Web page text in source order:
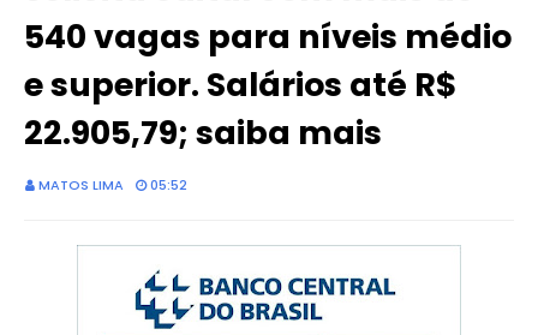
540 vagas para níveis médio
e superior. Salários até R$
22.905,79; saiba mais
MATOS LIMA 05:52